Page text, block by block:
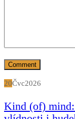
20Čvc2026
Kind (of)